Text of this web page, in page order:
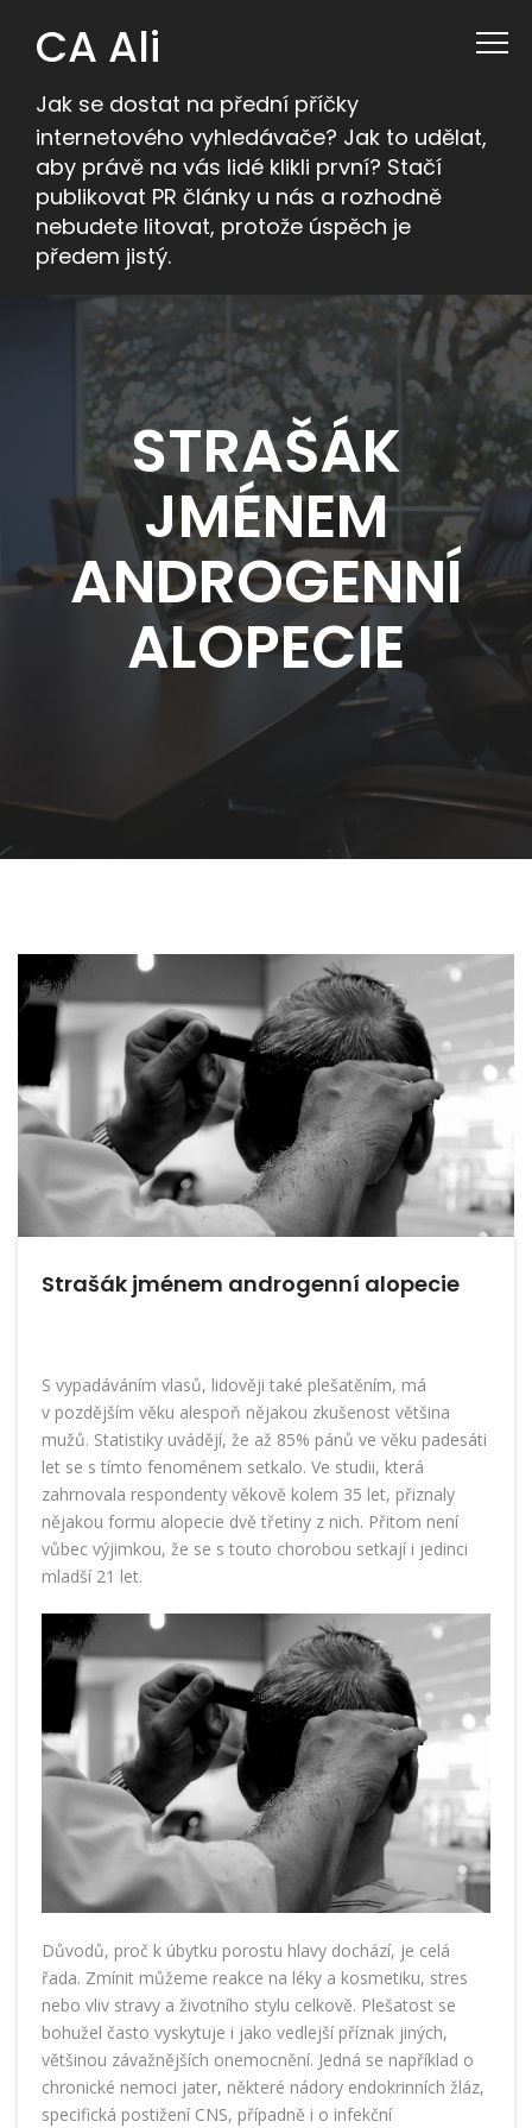
CA Ali
Jak se dostat na přední příčky
internetového vyhledávače? Jak to udělat,
aby právě na vás lidé klikli první? Stačí
publikovat PR články u nás a rozhodně
nebudete litovat, protože úspěch je
předem jistý.
STRAŠÁK
JMÉNEM
ANDROGENNÍ
ALOPECIE
Strašák jménem androgenní alopecie
S vypadáváním vlasů, lidověji také plešatěním, má
v pozdějším věku alespoň nějakou zkušenost většina
mužů. Statistiky uvádějí, že až 85% pánů ve věku padesáti
let se s tímto fenoménem setkalo. Ve studii, která
zahrnovala respondenty věkově kolem 35 let, přiznaly
nějakou formu alopecie dvě třetiny z nich. Přitom není
vůbec výjimkou, že se s touto chorobou setkají i jedinci
mladší 21 let.
Důvodů, proč k úbytku porostu hlavy dochází, je celá
řada. Zmínit můžeme reakce na léky a kosmetiku, stres
nebo vliv stravy a životního stylu celkově. Plešatost se
bohužel často vyskytuje i jako vedlejší příznak jiných,
většinou závažnějších onemocnění. Jedná se například o
chronické nemoci jater, některé nádory endokrinních žláz,
specifická postižení CNS, případně i o infekční